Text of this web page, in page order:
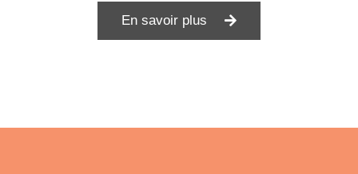
En savoir plus